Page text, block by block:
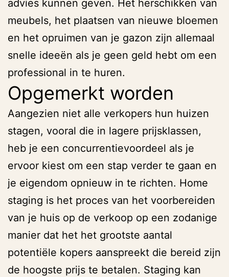
advies kunnen geven. Het herschikken van
meubels, het plaatsen van nieuwe bloemen
en het opruimen van je gazon zijn allemaal
snelle ideeën als je geen geld hebt om een ​​
professional in te huren.
Opgemerkt worden
Aangezien niet alle verkopers hun huizen
stagen, vooral die in lagere prijsklassen,
heb je een concurrentievoordeel als je
ervoor kiest om een ​​stap verder te gaan en
je eigendom opnieuw in te richten. Home
staging is het proces van het voorbereiden
van je huis op de verkoop op een zodanige
manier dat het het grootste aantal
potentiële kopers aanspreekt die bereid zijn
de hoogste prijs te betalen. Staging kan